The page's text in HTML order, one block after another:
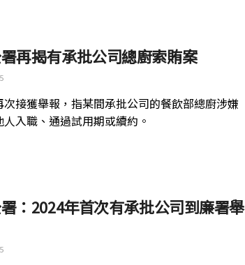
再揭有承批公司總廚索賄案
接獲舉報，指某間承批公司的餐飲部總廚涉嫌
入職、通過試用期或續約。
：2024年首次有承批公司到廉署舉